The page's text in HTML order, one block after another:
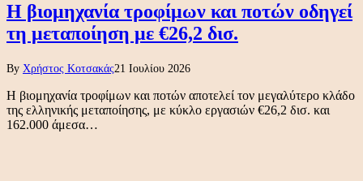
Η βιομηχανία τροφίμων και ποτών οδηγεί
τη μεταποίηση με €26,2 δισ.
By Χρήστος Κοτσακάς21 Ιουλίου 2026
Η βιομηχανία τροφίμων και ποτών αποτελεί τον μεγαλύτερο κλάδο
της ελληνικής μεταποίησης, με κύκλο εργασιών €26,2 δισ. και
162.000 άμεσα…